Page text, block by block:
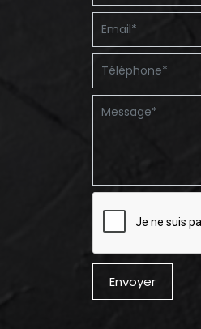
Envoyer